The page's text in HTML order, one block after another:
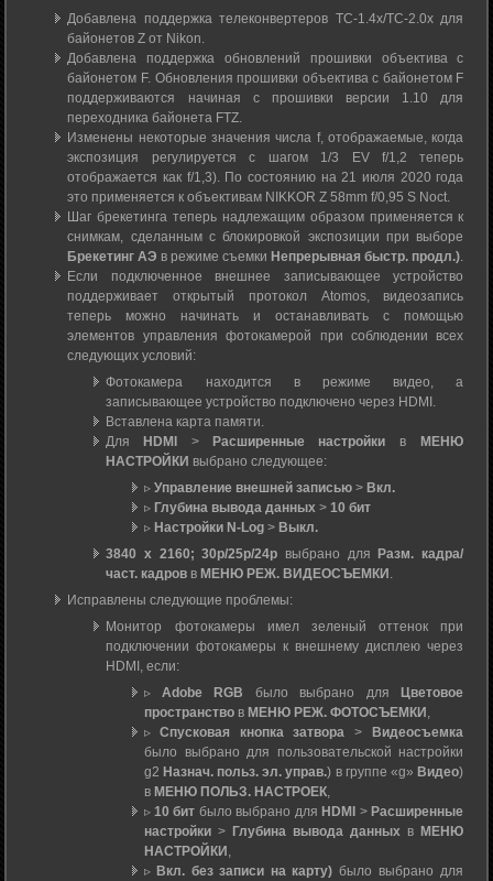
Добавлена поддержка телеконвертеров TC-1.4x/TC-2.0x для
байонетов Z от Nikon.
Добавлена поддержка обновлений прошивки объектива с
байонетом F. Обновления прошивки объектива с байонетом F
поддерживаются начиная с прошивки версии 1.10 для
переходника байонета FTZ.
Изменены некоторые значения числа f, отображаемые, когда
экспозиция регулируется с шагом 1/3 EV f/1,2 теперь
отображается как f/1,3). По состоянию на 21 июля 2020 года
это применяется к объективам NIKKOR Z 58mm f/0,95 S Noct.
Шаг брекетинга теперь надлежащим образом применяется к
снимкам, сделанным с блокировкой экспозиции при выборе
Брекетинг АЭ в режиме съемки Непрерывная быстр. продл.).
Если подключенное внешнее записывающее устройство
поддерживает открытый протокол Atomos, видеозапись
теперь можно начинать и останавливать с помощью
элементов управления фотокамерой при соблюдении всех
следующих условий:
Фотокамера находится в режиме видео, а
записывающее устройство подключено через HDMI.
Вставлена карта памяти.
Для
HDMI > Расширенные настройки в
МЕНЮ
НАСТРОЙКИ выбрано следующее:
▹Управление внешней записью > Вкл.
▹ Глубина вывода данных >10 бит
▹ Настройки N-Log > Выкл.
3840 x 2160; 30p/25p/24p выбрано для
Разм. кадра/
част. кадров в МЕНЮ РЕЖ. ВИДЕОСЪЕМКИ .
Исправлены следующие проблемы:
Монитор фотокамеры имел зеленый оттенок при
подключении фотокамеры к внешнему дисплею через
HDMI, если:
▹Adobe RGB было выбрано для
Цветовое
пространство в МЕНЮ РЕЖ. ФОТОСЪЕМКИ ,
▹Спусковая кнопка затвора >
Видеосъемка
было выбрано для пользовательской настройки
g2 Назнач. польз. эл. управ.) в группе «g» Видео)
в МЕНЮ ПОЛЬЗ. НАСТРОЕК,
▹10 бит было выбрано для HDMI > Расширенные
настройки > Глубина вывода данных в МЕНЮ
НАСТРОЙКИ ,
▹ Вкл. без записи на карту) было выбрано для